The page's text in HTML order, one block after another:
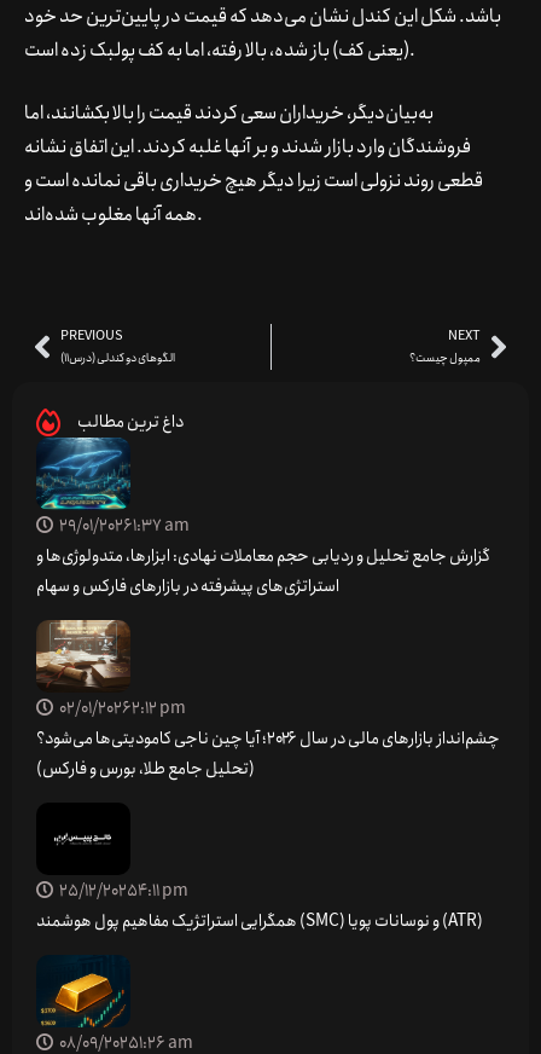
باشد. شکل این کندل نشان می‌دهد که قیمت در پایین‌ترین حد خود
(یعنی کف) باز شده، بالا رفته، اما به کف پولبک زده است.
به‌بیان‌دیگر، خریداران سعی کردند قیمت را بالا بکشانند، اما
فروشندگان وارد بازار شدند و بر آنها غلبه کردند. این اتفاق نشانه
قطعی روند نزولی است زیرا دیگر هیچ خریداری باقی نمانده است و
همه آنها مغلوب شده‌اند.
PREVIOUS
الگوهای دو کندلی (درس11)
NEXT
ممپول چیست؟
داغ ترین مطالب
29/01/20261:37 am
گزارش جامع تحلیل و ردیابی حجم معاملات نهادی: ابزارها، متدولوژی‌ها و
استراتژی‌های پیشرفته در بازارهای فارکس و سهام
02/01/20262:12 pm
چشم‌انداز بازارهای مالی در سال ۲۰۲۶؛ آیا چین ناجی کامودیتی‌ها می‌شود؟
(تحلیل جامع طلا، بورس و فارکس)
25/12/20254:11 pm
همگرایی استراتژیک مفاهیم پول هوشمند (SMC) و نوسانات پویا (ATR)
08/09/20251:26 am